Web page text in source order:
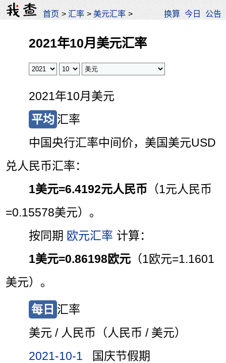
首页 >汇率 >美元汇率 > 换算 今日 公告
2021年10月美元汇率
2021年10月美元
平均 汇率
中国央行汇率中间价，美国美元USD
兑人民币汇率：
1美元=6.4192元人民币 （1元人民币
=0.15578美元）。
按同期 欧元汇率 计算：
1美元=0.86198欧元 （1欧元=1.1601
美元）。
每日 汇率
美元 / 人民币（人民币 / 美元）
2021-10-1
国庆节假期